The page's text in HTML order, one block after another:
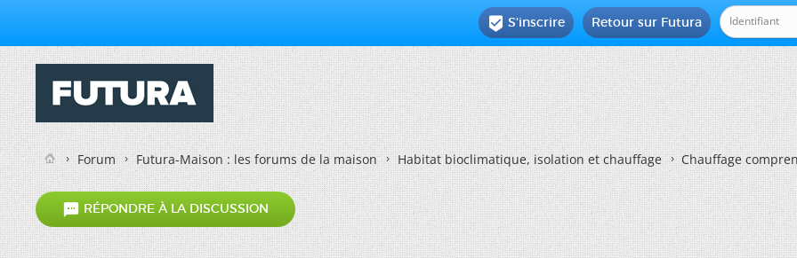
Retour sur Futura
 S'inscrire
Forum Futura-Maison : les forums de la maison Habitat bioclimatique, isolation et chauffage Chauffage
 RÉPONDRE À LA DISCUSSION